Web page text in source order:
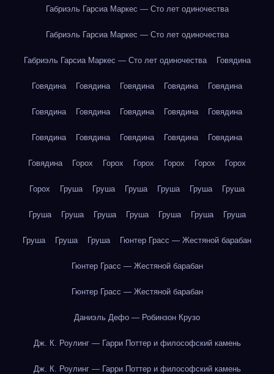
Габриэль Гарсиа Маркес — Сто лет одиночества
Габриэль Гарсиа Маркес — Сто лет одиночества
Габриэль Гарсиа Маркес — Сто лет одиночества Говядина
Говядина Говядина Говядина Говядина Говядина
Говядина Говядина Говядина Говядина Говядина
Говядина Говядина Говядина Говядина Говядина
Говядина Горох Горох Горох Горох Горох Горох
Горох Груша Груша Груша Груша Груша Груша
Груша Груша Груша Груша Груша Груша Груша
Груша Груша Груша Гюнтер Грасс — Жестяной барабан
Гюнтер Грасс — Жестяной барабан
Гюнтер Грасс — Жестяной барабан
Даниэль Дефо — Робинзон Крузо
Дж. К. Роулинг — Гарри Поттер и философский камень
Дж. К. Роулинг — Гарри Поттер и философский камень